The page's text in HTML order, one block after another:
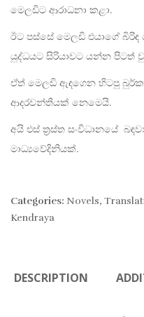
මෙලඩිට ආරාධනා කළා.
ඊට පස්සේ මෙලඩි එයාගේ බිරිඳ
යුද්ධයට සිරියාවට යන්න පිටත්
ඒත් මෙලඩි ඇඳගෙන හිටපු
ආදරවන්තියක් නෙමෙයි.
අයි එස් ත්‍රස්ත සංවිධානයේ
මාධ්‍යවේදිනියක්.
Categories: Novels,
Kendraya
DESCRIPTION